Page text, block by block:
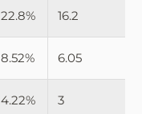
22.8% 16.2
8.52% 6.05
4.22% 3